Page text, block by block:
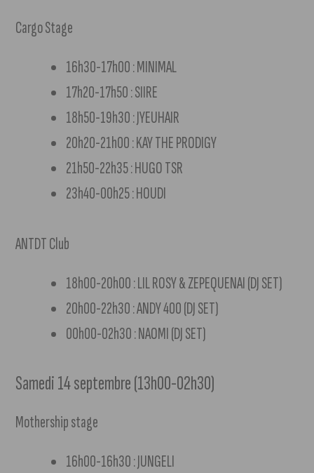
Cargo Stage
16h30-17h00 : MINIMAL
17h20-17h50 : SIIRE
18h50-19h30 : JYEUHAIR
20h20-21h00 : KAY THE PRODIGY
21h50-22h35 : HUGO TSR
23h40-00h25 : HOUDI
ANTDT Club
18h00-20h00 : LIL ROSY & ZEPEQUENAI (DJ SET)
20h00-22h30 : ANDY 400 (DJ SET)
00h00-02h30 : NAOMI (DJ SET)
Samedi 14 septembre (13h00-02h30)
Mothership stage
16h00-16h30 : JUNGELI